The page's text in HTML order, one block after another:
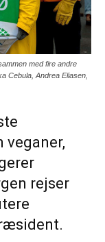
med fire andre
Cebula, Andrea Eliasen,
veganer,
rejser